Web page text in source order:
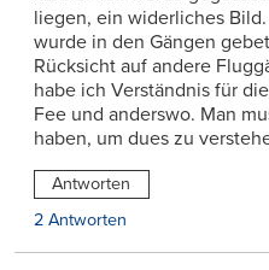
liegen, ein widerliches
wurde in den Gängen
Rücksicht auf andere
habe ich Verständnis für
Fee und anderswo. Man
haben, um dues zu
Antworten
2 Antworten